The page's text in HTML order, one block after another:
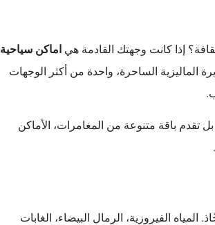
إذا كانت وجهتك القادمة هي اماكن سياحية
الماليزية الساحرة، واحدة من أكثر الوجهات
تقدم باقة متنوعة من المغامرات، الأماكن
المياه الفيروزية، الرمال البيضاء، الغابات